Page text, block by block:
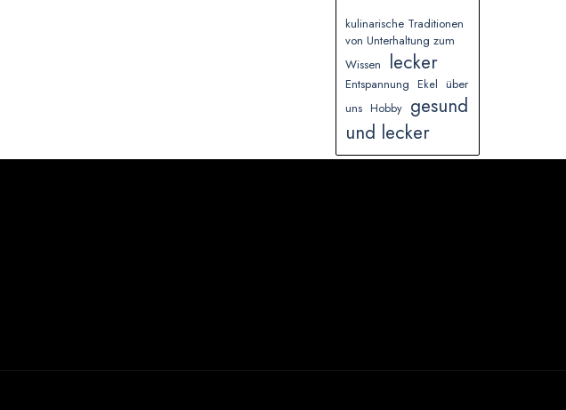
kulinarische Traditionen
von Unterhaltung zum
Wissen
lecker
Entspannung Ekel über
uns Hobby gesund
und lecker